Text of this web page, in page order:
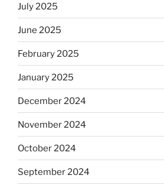
July 2025
June 2025
February 2025
January 2025
December 2024
November 2024
October 2024
September 2024